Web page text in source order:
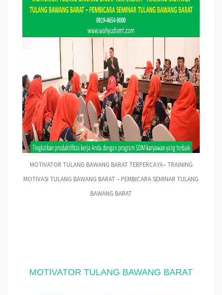
MOTIVATOR TULANG BAWANG BARAT TERPERCAYA– TRAINING
MOTIVASI TULANG BAWANG BARAT – PEMBICARA SEMINAR TULANG
BAWANG BARAT
MOTIVATOR TULANG BAWANG BARAT